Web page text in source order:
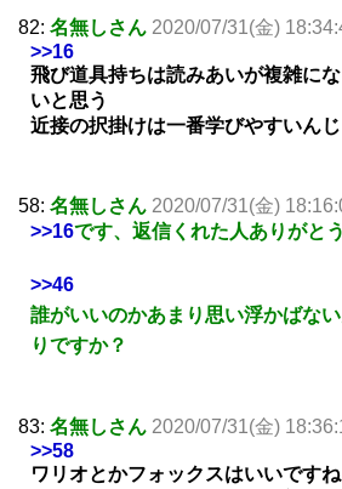
82: 名無しさん 2020/07/31(金)
>>16
飛び道具持ちは読みあいが複雑に
いと思う
近接の択掛けは一番学びやすいん
58: 名無しさん 2020/07/31(金)
>>16です、返信くれた人ありがとう
>>46
誰がいいのかあまり思い浮かばな
りですか？
83: 名無しさん 2020/07/31(金)
>>58
ワリオとかフォックスはいいですね